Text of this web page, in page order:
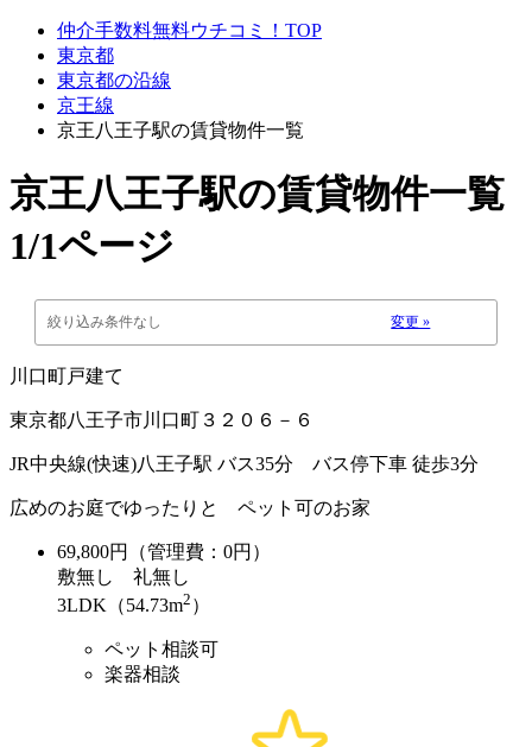
仲介手数料無料ウチコミ！TOP
東京都
東京都の沿線
京王線
京王八王子駅の賃貸物件一覧
京王八王子駅の賃貸物件一覧
1/1ページ
絞り込み条件なし 変更 »
川口町戸建て
東京都八王子市川口町３２０６－６
JR中央線(快速)八王子駅 バス35分 バス停下車 徒歩3分
広めのお庭でゆったりと ペット可のお家
69,800円（管理費：0円）
敷無し 礼無し
3LDK（54.73m2 ）
ペット相談可
楽器相談